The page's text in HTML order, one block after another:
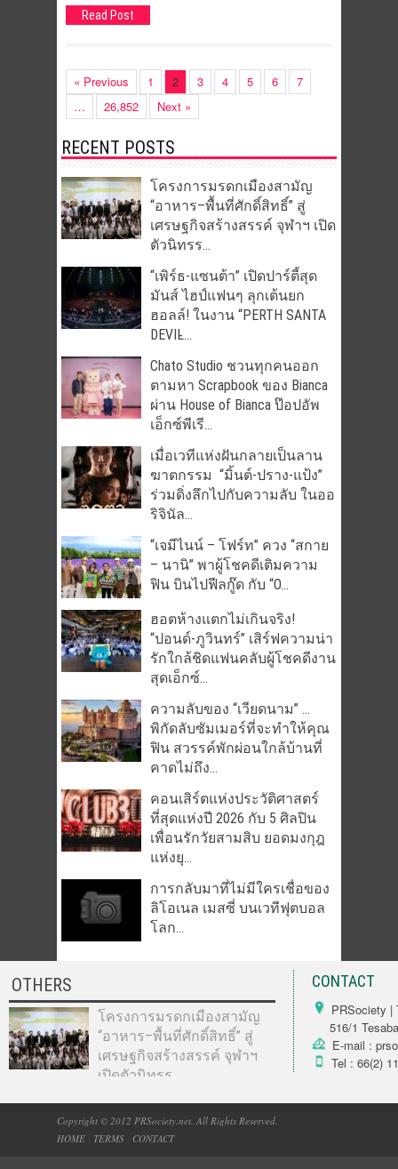
Read Post
« Previous 1 2 3 4 5 6
7
…
26,852 Next »
RECENT POSTS
โครงการมรดกเมืองสามัญ
“อาหาร–พื้นที่ศักดิ์สิทธิ์” สู่
เศรษฐกิจสร้างสรรค์ จุฬาฯ เปิด
ตัวนิทรร...
“เพิร์ธ-แซนต้า” เปิดปาร์ตี้สุด
มันส์ ไฮป์แฟนๆ ลุกเต้นยก
ฮอลล์! ในงาน “PERTH SANTA
DEVIL̵...
Chato Studio ชวนทุกคนออก
ตามหา Scrapbook ของ Bianca
ผ่าน House of Bianca ป๊อปอัพ
เอ็กซ์พีเรี...
เมื่อเวทีแห่งฝันกลายเป็นลาน
ฆาตกรรม “มิ้นต์-ปราง-แป้ง”
ร่วมดิ่งลึกไปกับความลับ ในออ
ริจินัล...
“เจมีไนน์ – โฟร์ท” ควง “สกาย
– นานิ” พาผู้โชคดีเติมความ
ฟิน บินไปฟีลกู๊ด กับ “O...
ฮอตห้างแตกไม่เกินจริง!
“ปอนด์-ภูวินทร์” เสิร์ฟความน่า
รักใกล้ชิดแฟนคลับผู้โชคดีงาน
สุดเอ็กซ์...
ความลับของ “เวียดนาม” …
พิกัดลับซัมเมอร์ที่จะทำให้คุณ
ฟิน สวรรค์พักผ่อนใกล้บ้านที่
คาดไม่ถึง...
คอนเสิร์ตแห่งประวัติศาสตร์
ที่สุดแห่งปี 2026 กับ 5 ศิลปิน
เพื่อนรักวัยสามสิบ ยอดมงกุฎ
แห่งยุ...
การกลับมาที่ไม่มีใครเชื่อของ
ลิโอเนล เมสซี่ บนเวทีฟุตบอล
โลก...
OTHERS
โครงการมรดกเมืองสามัญ
“อาหาร–พื้นที่ศักดิ์สิทธิ์” สู่
เศรษฐกิจสร้างสรรค์ จุฬาฯ
เปิดตัวนิทรร...
CONTACT
PRSociety |
516/1
E-mail :
Tel : 66(2)
Copyright © 2012 PRSociety.net. All Rights Reserved.
HOME
TERMS CONTACT